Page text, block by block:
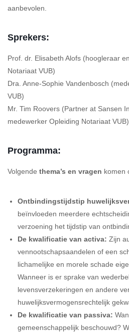
aanbevolen.
Sprekers:
Prof. dr. Elisabeth Alofs (hoogleraar
Notariaat VUB)
Dra. Anne-Sophie Vandenbosch
VUB)
Mr. Tim Roovers (Partner at Sansen
medewerker Opleiding Notariaat VUB)
Programma:
Volgende thema’s en vragen komen
Ontbindingstijdstip
beïnvloeden meerdere
verzoening het tijdstip van
De kwalificatie van activa: Zijn
vennootschapsaandelen of een
lichamelijke en morele schade
Wanneer is er sprake van
levensverzekeringen en andere
huwelijksvermogensrechtelijk
De kwalificatie van passiva:
gemeenschappelijk beschouwd?